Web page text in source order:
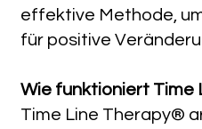
effektive Methode,
für positive
Wie funktioniert Time
Time Line Therapy®